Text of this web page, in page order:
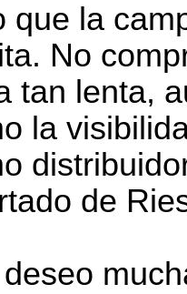
que la
No
tan lenta,
la
de
deseo